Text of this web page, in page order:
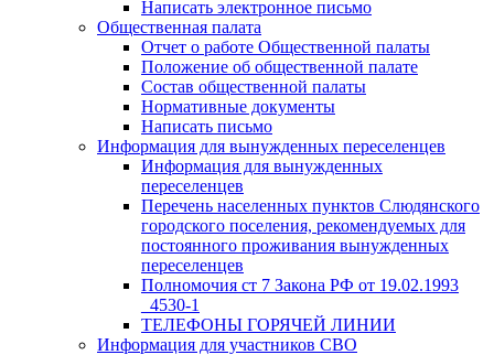
Написать электронное письмо
Общественная палата
Отчет о работе Общественной палаты
Положение об общественной палате
Состав общественной палаты
Нормативные документы
Написать письмо
Информация для вынужденных переселенцев
Информация для вынужденных
переселенцев
Перечень населенных пунктов Слюдянского
городского поселения, рекомендуемых для
постоянного проживания вынужденных
переселенцев
Полномочия ст 7 Закона РФ от 19.02.1993
_4530-1
ТЕЛЕФОНЫ ГОРЯЧЕЙ ЛИНИИ
Информация для участников СВО